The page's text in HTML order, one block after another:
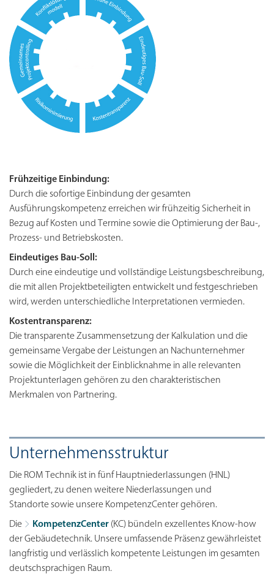
Frühzeitige Einbindung:
Durch die sofortige Einbindung der gesamten
Ausführungskompetenz erreichen wir frühzeitig Sicherheit in
Bezug auf Kosten und Termine sowie die Optimierung der Bau-,
Prozess- und Betriebskosten.
Eindeutiges Bau-Soll:
Durch eine eindeutige und vollständige Leistungsbeschreibung,
die mit allen Projektbeteiligten entwickelt und festgeschrieben
wird, werden unterschiedliche Interpretationen vermieden.
Kostentransparenz:
Die transparente Zusammensetzung der Kalkulation und die
gemeinsame Vergabe der Leistungen an Nachunternehmer
sowie die Möglichkeit der Einblicknahme in alle relevanten
Projektunterlagen gehören zu den charakteristischen
Merkmalen von Partnering.
Unternehmensstruktur
Die ROM Technik ist in fünf Hauptniederlassungen (HNL)
gegliedert, zu denen weitere Niederlassungen und
Standorte sowie unsere KompetenzCenter gehören.
Die
KompetenzCenter(KC) bündeln exzellentes Know-how
der Gebäudetechnik. Unsere umfassende Präsenz gewährleistet
langfristig und verlässlich kompetente Leistungen im gesamten
deutschsprachigen Raum.